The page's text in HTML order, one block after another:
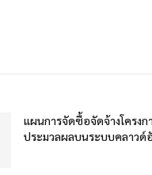
แผนการจัดซื้อจัดจ้างโครงก
ประมวลผลบนระบบคลาวด์